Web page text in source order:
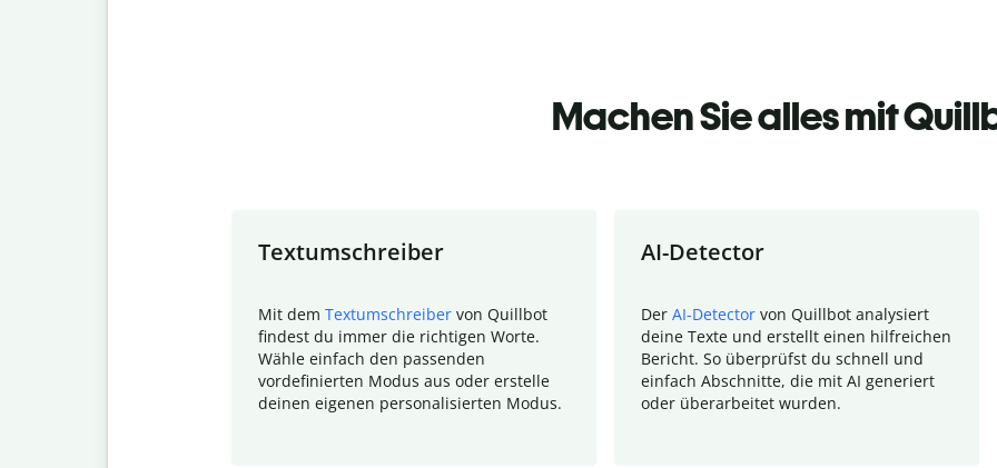
Machen Sie alles mit
Textumschreiber
Mit dem Textumschreiber von Quillbot
findest du immer die richtigen Worte.
Wähle einfach den passenden
vordefinierten Modus aus oder erstelle
deinen eigenen personalisierten Modus.
AI-Detector
Der AI-Detector von Quillbot analysiert
deine Texte und erstellt einen hilfreichen
Bericht. So überprüfst du schnell und
einfach Abschnitte, die mit AI generiert
oder überarbeitet wurden.